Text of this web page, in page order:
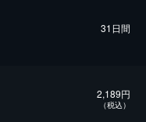
31日間
2,189円
（税込）